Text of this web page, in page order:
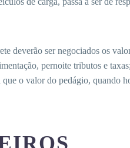
deverão ser negociados os
pernoite tributos e taxas;
o valor do pedágio, quando